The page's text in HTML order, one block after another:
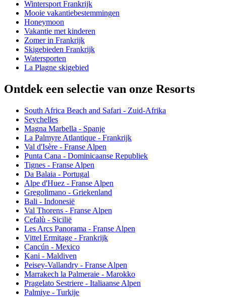
Wintersport Frankrijk
Mooie vakantiebestemmingen
Honeymoon
Vakantie met kinderen
Zomer in Frankrijk
Skigebieden Frankrijk
Watersporten
La Plagne skigebied
Ontdek een selectie van onze Resorts
South Africa Beach and Safari - Zuid-Afrika
Seychelles
Magna Marbella - Spanje
La Palmyre Atlantique - Frankrijk
Val d'Isère - Franse Alpen
Punta Cana - Dominicaanse Republiek
Tignes - Franse Alpen
Da Balaia - Portugal
Alpe d'Huez - Franse Alpen
Gregolimano - Griekenland
Bali - Indonesië
Val Thorens - Franse Alpen
Cefalù - Sicilië
Les Arcs Panorama - Franse Alpen
Vittel Ermitage - Frankrijk
Cancún - Mexico
Kani - Maldiven
Peisey-Vallandry - Franse Alpen
Marrakech la Palmeraie - Marokko
Pragelato Sestriere - Italiaanse Alpen
Palmiye - Turkije